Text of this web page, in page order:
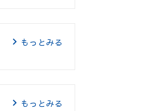
もっとみる
もっとみる